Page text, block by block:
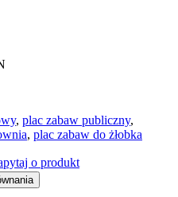
, plac zabaw publiczny,
, plac zabaw do żłobka
o produkt